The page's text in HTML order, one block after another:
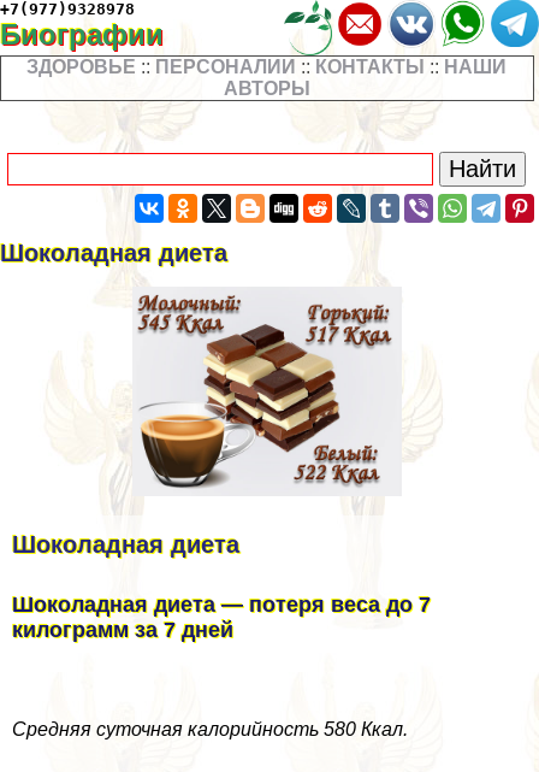
+7(977)9328978
Биографии
ЗДОРОВЬЕ :: ПЕРСОНАЛИИ :: КОНТАКТЫ :: НАШИ
АВТОРЫ
Шоколадная диета
Шоколадная диета
Шоколадная диета — потеря веса до 7
килограмм за 7 дней
Средняя суточная калорийность 580 Ккал.